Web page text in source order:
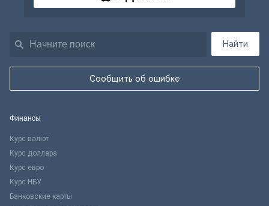
Найти
Сообщить об ошибке
Финансы
Курс валют
Курс доллара
Курс евро
Курс НБУ
Банковские карты